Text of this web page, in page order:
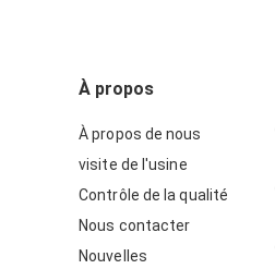
À propos
À propos de nous
visite de l'usine
Contrôle de la qualité
Nous contacter
Nouvelles